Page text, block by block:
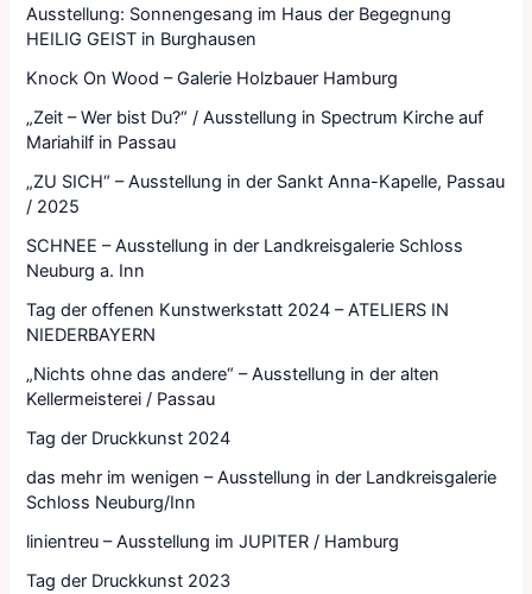
Ausstellung: Sonnengesang im Haus der Begegnung
HEILIG GEIST in Burghausen
Knock On Wood – Galerie Holzbauer Hamburg
„Zeit – Wer bist Du?“ / Ausstellung in Spectrum Kirche auf
Mariahilf in Passau
„ZU SICH“ – Ausstellung in der Sankt Anna-Kapelle, Passau
/ 2025
SCHNEE – Ausstellung in der Landkreisgalerie Schloss
Neuburg a. Inn
Tag der offenen Kunstwerkstatt 2024 – ATELIERS IN
NIEDERBAYERN
„Nichts ohne das andere“ – Ausstellung in der alten
Kellermeisterei / Passau
Tag der Druckkunst 2024
das mehr im wenigen – Ausstellung in der Landkreisgalerie
Schloss Neuburg/Inn
linientreu – Ausstellung im JUPITER / Hamburg
Tag der Druckkunst 2023